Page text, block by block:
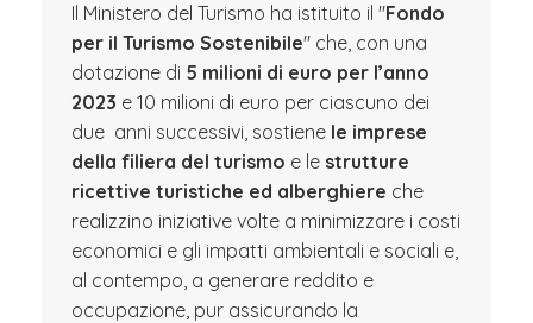
Il Ministero del Turismo ha istituito il "Fondo
per il Turismo Sostenibile" che, con una
dotazione di 5 milioni di euro per l’anno
2023 e 10 milioni di euro per ciascuno dei
due anni successivi, sostiene le imprese
della filiera del turismo e le strutture
ricettive turistiche ed alberghiere che
realizzino iniziative volte a minimizzare i costi
economici e gli impatti ambientali e sociali e,
al contempo, a generare reddito e
occupazione, pur assicurando la